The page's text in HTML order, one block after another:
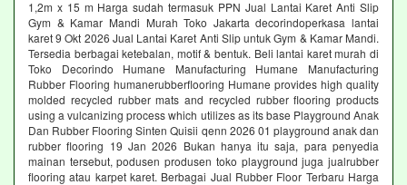
1,2m x 15 m Harga sudah termasuk PPN Jual Lantai Karet Anti Slip
Gym & Kamar Mandi Murah Toko Jakarta decorindoperkasa lantai
karet 9 Okt 2026 Jual Lantai Karet Anti Slip untuk Gym & Kamar Mandi.
Tersedia berbagai ketebalan, motif & bentuk. Beli lantai karet murah di
Toko Decorindo Humane Manufacturing Humane Manufacturing
Rubber Flooring humanerubberflooring Humane provides high quality
molded recycled rubber mats and recycled rubber flooring products
using a vulcanizing process which utilizes as its base Playground Anak
Dan Rubber Flooring Sinten Quisii qenn 2026 01 playground anak dan
rubber flooring 19 Jan 2026 Bukan hanya itu saja, para penyedia
mainan tersebut, podusen produsen toko playground juga jualrubber
flooring atau karpet karet. Berbagai Jual Rubber Floor Terbaru Harga